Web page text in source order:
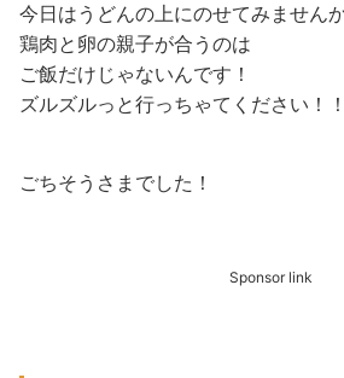
今日はうどんの上にのせてみません
鶏肉と卵の親子が合うのは
ご飯だけじゃないんです！
ズルズルっと行っちゃてください！！
ごちそうさまでした！
Sponsor link